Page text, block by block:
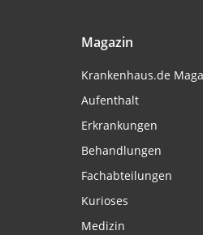
Magazin
Krankenhaus.de
Aufenthalt
Erkrankungen
Behandlungen
Fachabteilungen
Kurioses
Medizin